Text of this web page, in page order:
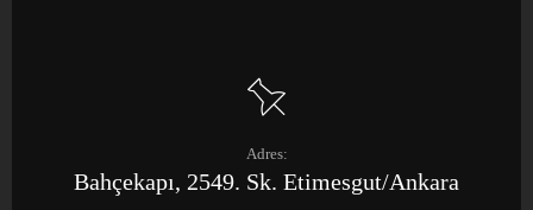
Adres:
Bahçekapı, 2549. Sk. Etimesgut/Ankara